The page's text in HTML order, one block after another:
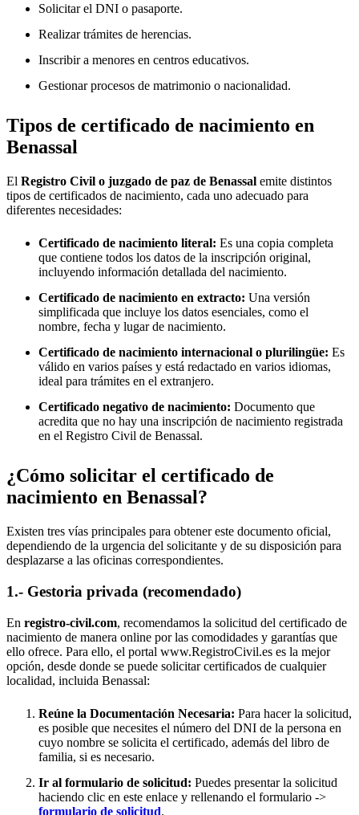
Solicitar el DNI o pasaporte.
Realizar trámites de herencias.
Inscribir a menores en centros educativos.
Gestionar procesos de matrimonio o nacionalidad.
Tipos de certificado de nacimiento en
Benassal
El Registro Civil o juzgado de paz de Benassal emite distintos
tipos de certificados de nacimiento, cada uno adecuado para
diferentes necesidades:
Certificado de nacimiento literal: Es una copia completa
que contiene todos los datos de la inscripción original,
incluyendo información detallada del nacimiento.
Certificado de nacimiento en extracto: Una versión
simplificada que incluye los datos esenciales, como el
nombre, fecha y lugar de nacimiento.
Certificado de nacimiento internacional o plurilingüe: Es
válido en varios países y está redactado en varios idiomas,
ideal para trámites en el extranjero.
Certificado negativo de nacimiento: Documento que
acredita que no hay una inscripción de nacimiento registrada
en el Registro Civil de Benassal.
¿Cómo solicitar el certificado de
nacimiento en Benassal?
Existen tres vías principales para obtener este documento oficial,
dependiendo de la urgencia del solicitante y de su disposición para
desplazarse a las oficinas correspondientes.
1.- Gestoria privada (recomendado)
En registro-civil.com, recomendamos la solicitud del certificado de
nacimiento de manera online por las comodidades y garantías que
ello ofrece. Para ello, el portal www.RegistroCivil.es es la mejor
opción, desde donde se puede solicitar certificados de cualquier
localidad, incluida Benassal:
Reúne la Documentación Necesaria: Para hacer la solicitud,
es posible que necesites el número del DNI de la persona en
cuyo nombre se solicita el certificado, además del libro de
familia, si es necesario.
Ir al formulario de solicitud: Puedes presentar la solicitud
haciendo clic en este enlace y rellenando el formulario ->
formulario de solicitud.